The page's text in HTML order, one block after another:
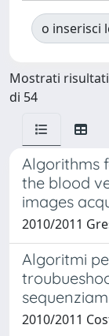
o inserisci
Mostrati risultati
di 54
Algorithms
the blood
images
2010/2011
Algoritmi
2010/2011